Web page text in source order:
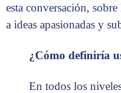
esta conversación, sobre
a ideas apasionadas y
¿Cómo definiría
En todos los